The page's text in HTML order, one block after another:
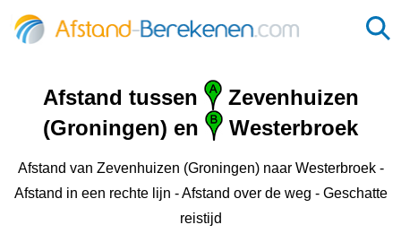
Afstand tussen
Zevenhuizen
(Groningen) en
Westerbroek
Afstand van Zevenhuizen (Groningen) naar Westerbroek -
Afstand in een rechte lijn - Afstand over de weg - Geschatte
reistijd